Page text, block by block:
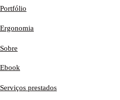
Portfólio
Ergonomia
Sobre
Ebook
Serviços prestados